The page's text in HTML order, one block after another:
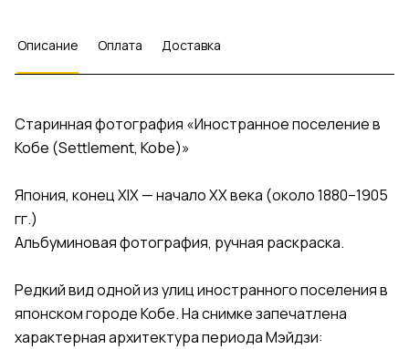
Описание Оплата Доставка
Старинная фотография «Иностранное поселение в
Кобе (Settlement, Kobe)»
Япония, конец XIX — начало XX века (около 1880–1905
гг.)
Альбуминовая фотография, ручная раскраска.
Редкий вид одной из улиц иностранного поселения в
японском городе Кобе. На снимке запечатлена
характерная архитектура периода Мэйдзи: